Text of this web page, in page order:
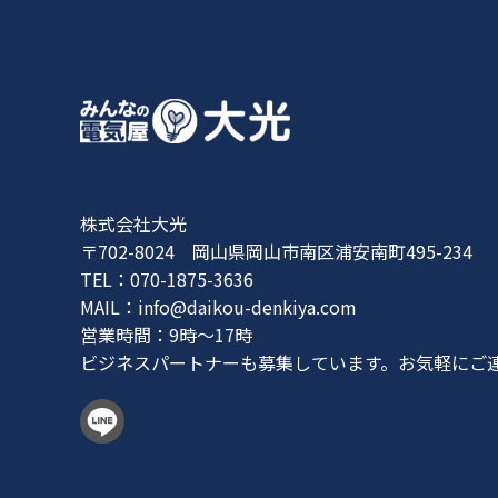
株式会社大光
〒702-8024 岡山県岡山市南区浦安南町495-234
TEL：070-1875-3636
MAIL： info@daikou-denkiya.com
営業時間：9時〜17時
ビジネスパートナーも募集しています。お気軽にご